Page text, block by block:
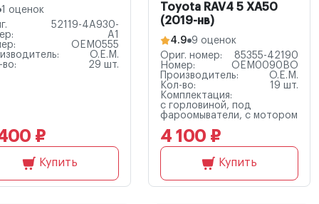
1 оценок
52119-4A930-
A1
OEM0555
O.E.M.
во:
29 шт.
₽
Купить
Toyota RAV4 5 XA50
(2019-нв)
4.9 9 оценок
Ориг. номер:
85355-42190
Номер:
OEM0090BO
Производитель:
O.E.M.
Кол-во:
19 шт.
Комплектация:
с горловиной, под
фароомыватели, с мотором
4 100 ₽
Купить